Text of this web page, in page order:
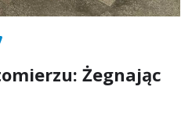
Żegnając